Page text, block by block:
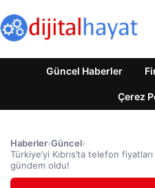
Güncel Haberler
Çerez
Haberler›Güncel›
Türkiye’yi Kıbrıs’ta telefon
gündem oldu!